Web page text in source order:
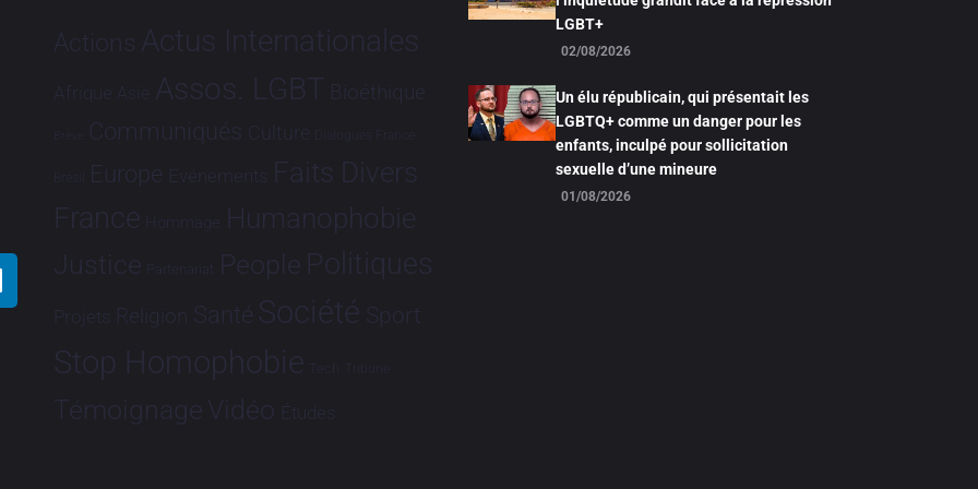
Actions Actus Internationales
Afrique Asie Assos. LGBT Bioéthique
Brève Communiqués Culture Dialogues France-
Brésil Europe Evénements Faits Divers
France Hommage Humanophobie
Justice Partenariat People Politiques
Projets Religion Santé Société Sport
Stop Homophobie Tech Tribune
Témoignage Vidéo Études
LGBT+
02/08/2026
Un élu républicain, qui présentait les
LGBTQ+ comme un danger pour les
enfants, inculpé pour sollicitation
sexuelle d’une mineure
01/08/2026